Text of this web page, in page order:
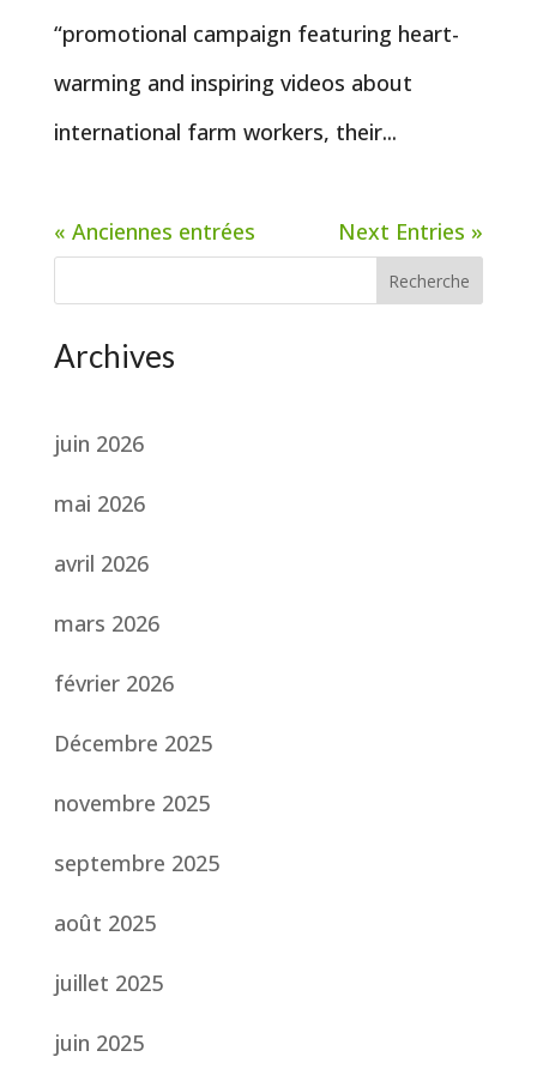
“promotional campaign featuring heart-
warming and inspiring videos about
international farm workers, their...
« Anciennes entrées Next Entries »
Recherche
Archives
juin 2026
mai 2026
avril 2026
mars 2026
février 2026
Décembre 2025
novembre 2025
septembre 2025
août 2025
juillet 2025
juin 2025